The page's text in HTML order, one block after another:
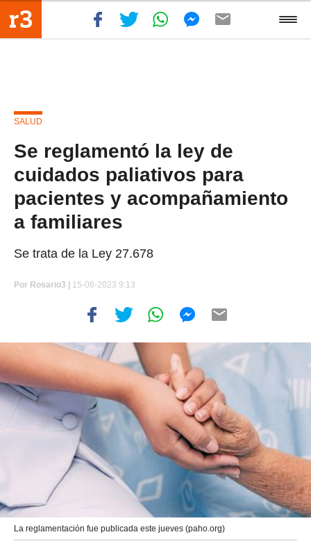
SALUD
Se reglamentó la ley de
cuidados paliativos para
pacientes y acompañamiento
a familiares
Se trata de la Ley 27.678
Por Rosario3 | 15-06-2023 9:13
La reglamentación fue publicada este jueves (paho.org)